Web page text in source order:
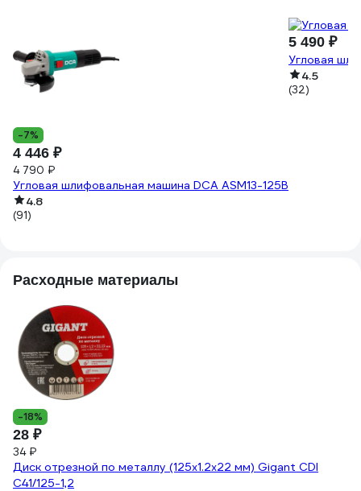
-7%
4 446 ₽
4 790 ₽
Угловая шлифовальная машина DCA ASM13-125B
4.8
(91)
5 490 ₽
Угловая
4.5
(32)
Расходные материалы
-18%
28 ₽
34 ₽
Диск отрезной по металлу (125х1.2х22 мм) Gigant CDI
C41/125-1,2